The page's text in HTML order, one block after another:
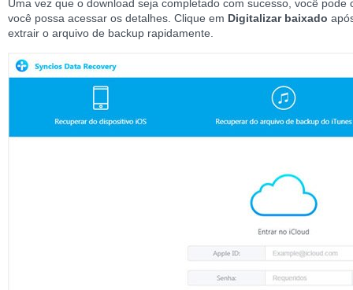
Uma vez que o download seja completado com sucesso, você
você possa acessar os detalhes. Clique em Digitalizar baixado
extrair o arquivo de backup rapidamente.